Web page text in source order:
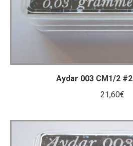
Aydar 003 CM1/2
21,60€